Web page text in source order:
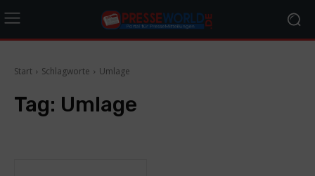
Start Schlagworte Umlage
Tag: Umlage